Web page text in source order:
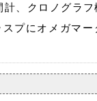
、クロノグラフ
プにオメガマー